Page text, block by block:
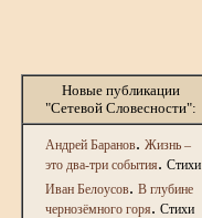
Новые публикации
"Сетевой Словесности":
Андрей Баранов. Жизнь –
это два-три события. Стихи
Иван Белоусов. В глубине
чернозёмного горя. Стихи